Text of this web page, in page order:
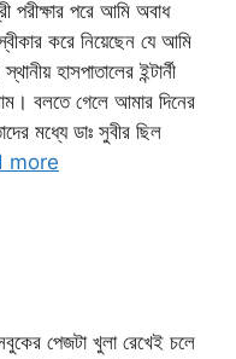
পরীক্ষার পরে আমি অবাধ
করে নিয়েছেন যে আমি
হাসপাতালের ইন্টার্নী
বলতে গেলে আমার দিনের
মধ্যে ডাঃ সুবীর ছিল
more
পেজটা খুলা রেখেই চলে